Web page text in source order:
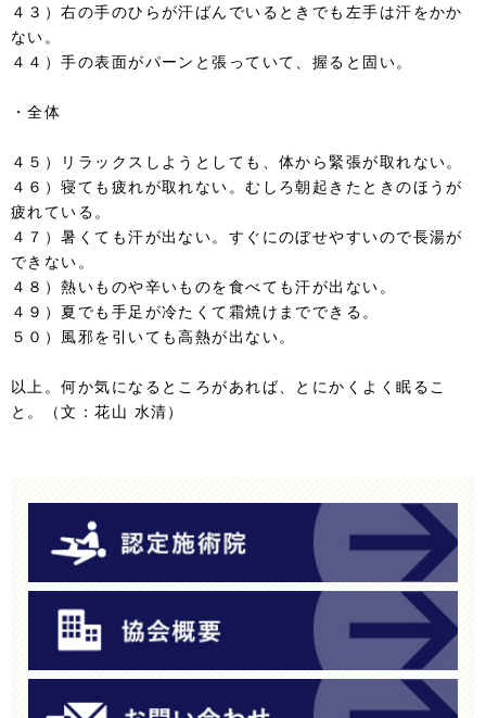
４３）右の手のひらが汗ばんでいるときでも左手は汗をかか
ない。
４４）手の表面がパーンと張っていて、握ると固い。
・全体
４５）リラックスしようとしても、体から緊張が取れない。
４６）寝ても疲れが取れない。むしろ朝起きたときのほうが
疲れている。
４７）暑くても汗が出ない。すぐにのぼせやすいので長湯が
できない。
４８）熱いものや辛いものを食べても汗が出ない。
４９）夏でも手足が冷たくて霜焼けまでできる。
５０）風邪を引いても高熱が出ない。
以上。何か気になるところがあれば、とにかくよく眠るこ
と。（文：花山 水清）